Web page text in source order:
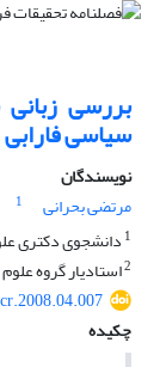
بررسی
سیاسی فارابی
نویسندگان
مرتضی بحرانی
1
1 دانشجوی دکتری
2استادیار گروه
چکیده